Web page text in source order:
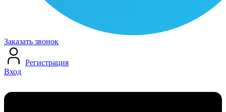
Заказать звонок
Вход
Регистрация